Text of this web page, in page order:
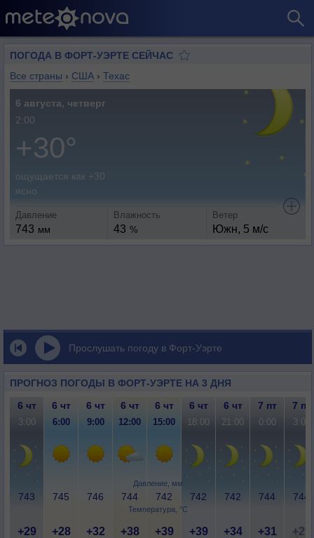
ПОГОДА В ФОРТ-УЭРТЕ СЕЙЧАС
Все страны › США › Техас
6 августа, четверг
2:00
+30°
ощущается как +30
ясно
Давление
743 мм
Влажность
43 %
Ветер
Южн, 5 м/с
Прослушать погоду в Форт-Уэрте
ПРОГНОЗ ПОГОДЫ В ФОРТ-УЭРТЕ НА 3 ДНЯ
Давление, мм
Температура, °C
6 чт 6 чт 6 чт 6 чт 6 чт 6 чт 6 чт 7 пт 7 пт
3:00 6:00 9:00 12:00 15:00 18:00 21:00 0:00 3:00
743 745 746 744 742 742 742 744 744
+29 +28 +32 +38 +39 +39 +34 +31 +29